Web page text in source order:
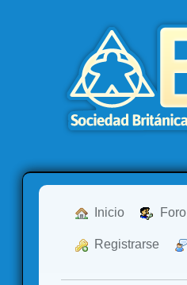
Inicio Foro
Registrarse